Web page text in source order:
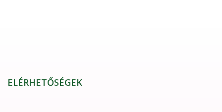
ELÉRHETŐSÉGEK